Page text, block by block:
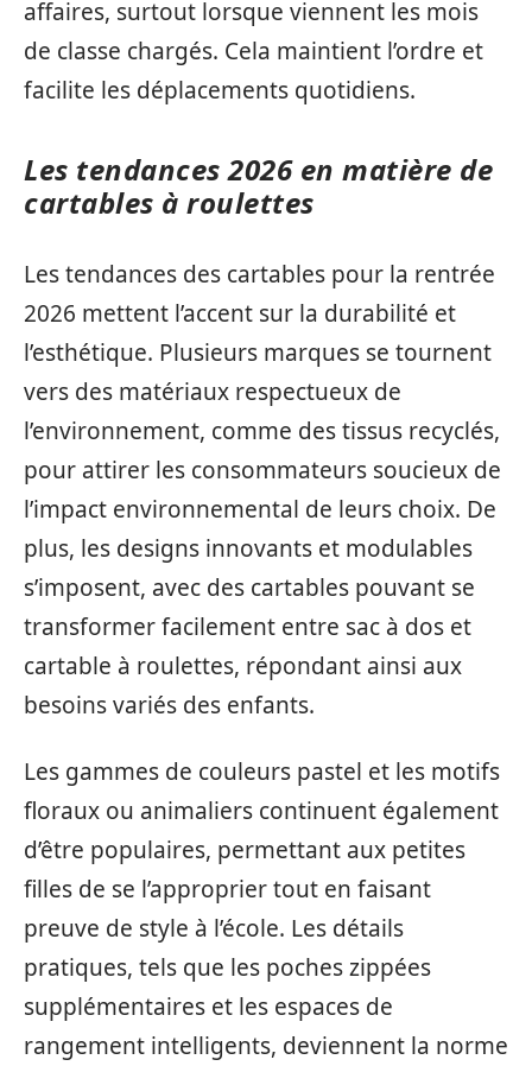
affaires, surtout lorsque viennent les mois
de classe chargés. Cela maintient l’ordre et
facilite les déplacements quotidiens.
Les tendances 2026 en matière de
cartables à roulettes
Les tendances des cartables pour la rentrée
2026 mettent l’accent sur la durabilité et
l’esthétique. Plusieurs marques se tournent
vers des matériaux respectueux de
l’environnement, comme des tissus recyclés,
pour attirer les consommateurs soucieux de
l’impact environnemental de leurs choix. De
plus, les designs innovants et modulables
s’imposent, avec des cartables pouvant se
transformer facilement entre sac à dos et
cartable à roulettes, répondant ainsi aux
besoins variés des enfants.
Les gammes de couleurs pastel et les motifs
floraux ou animaliers continuent également
d’être populaires, permettant aux petites
filles de se l’approprier tout en faisant
preuve de style à l’école. Les détails
pratiques, tels que les poches zippées
supplémentaires et les espaces de
rangement intelligents, deviennent la norme